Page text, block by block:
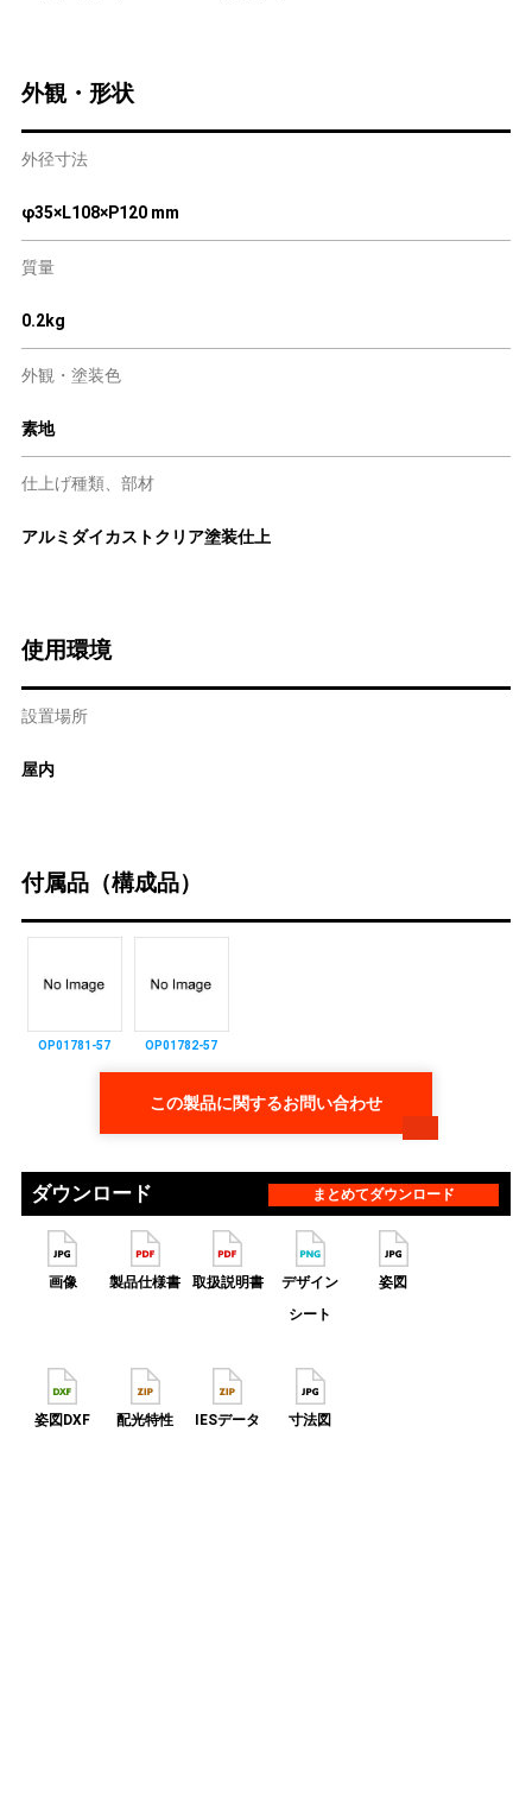
外観・形状
外径寸法
φ35×L108×P120 mm
質量
0.2kg
外観・塗装色
素地
仕上げ種類、部材
アルミダイカストクリア塗装仕上
使用環境
設置場所
屋内
付属品（構成品）
OP01781-57 OP01782-57
この製品に関するお問い合わせ
ダウンロード まとめてダウンロード
画像 製品仕様書 取扱説明書
デザイン
シート
姿図
姿図DXF 配光特性 IESデータ 寸法図